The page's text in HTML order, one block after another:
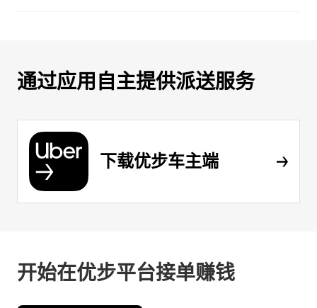
通过应用自主提供派送服务
下载优步车主端
开始在优步平台接单赚钱